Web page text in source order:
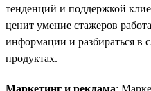
тенденций и поддержкой
ценит умение стажеров
информации и разбираться
продуктах.
Маркетинг и реклама: